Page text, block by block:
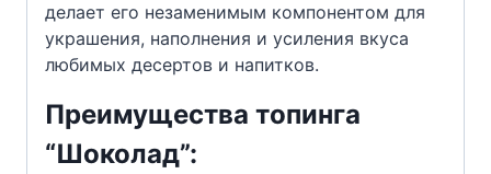
делает его незаменимым компонентом для
украшения, наполнения и усиления вкуса
любимых десертов и напитков.
Преимущества топинга
“Шоколад”: